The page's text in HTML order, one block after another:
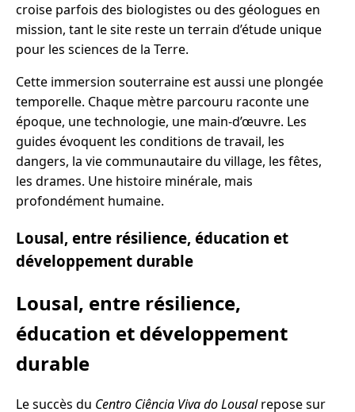
croise parfois des biologistes ou des géologues en
mission, tant le site reste un terrain d’étude unique
pour les sciences de la Terre.
Cette immersion souterraine est aussi une plongée
temporelle. Chaque mètre parcouru raconte une
époque, une technologie, une main-d’œuvre. Les
guides évoquent les conditions de travail, les
dangers, la vie communautaire du village, les fêtes,
les drames. Une histoire minérale, mais
profondément humaine.
Lousal, entre résilience, éducation et
développement durable
Lousal, entre résilience,
éducation et développement
durable
Le succès du Centro Ciência Viva do Lousalrepose sur